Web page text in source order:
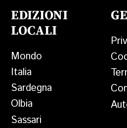
EDIZIONI
LOCALI
Mondo
Italia
Sardegna
Olbia
Sassari